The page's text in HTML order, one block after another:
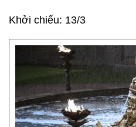
Khởi chiếu: 13/3